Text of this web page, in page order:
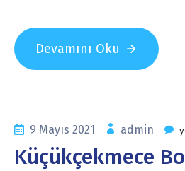
Devamını Oku
9 Mayıs 2021 admin
Küçükçekmece